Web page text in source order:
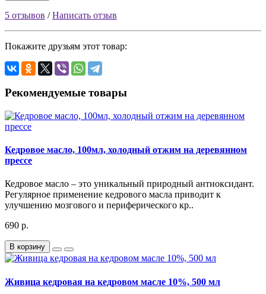
5 отзывов /Написать отзыв
Покажите друзьям этот товар:
Рекомендуемые товары
Кедровое масло, 100мл, холодный отжим на деревянном
прессе
Кедровое масло – это уникальный природный антиоксидант.
Регулярное применение кедрового масла приводит к
улучшению мозгового и периферического кр..
690 р.
В корзину
Живица кедровая на кедровом масле 10%, 500 мл